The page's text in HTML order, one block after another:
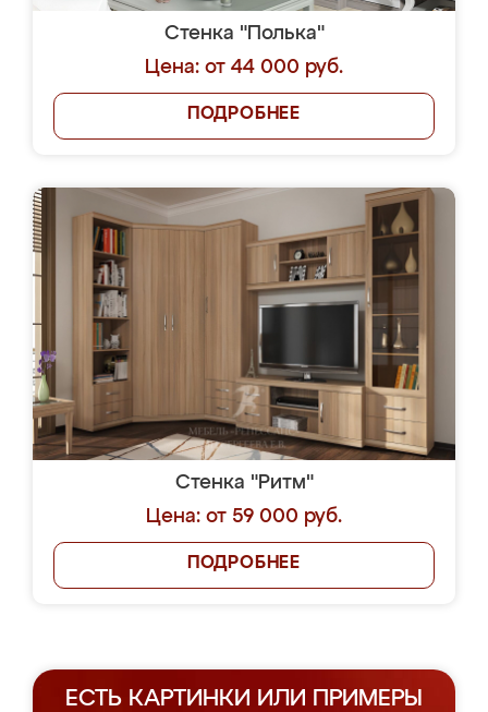
Стенка "Полька"
Цена: от 44 000 руб.
ПОДРОБНЕЕ
Стенка "Ритм"
Цена: от 59 000 руб.
ПОДРОБНЕЕ
ЕСТЬ КАРТИНКИ ИЛИ ПРИМЕРЫ